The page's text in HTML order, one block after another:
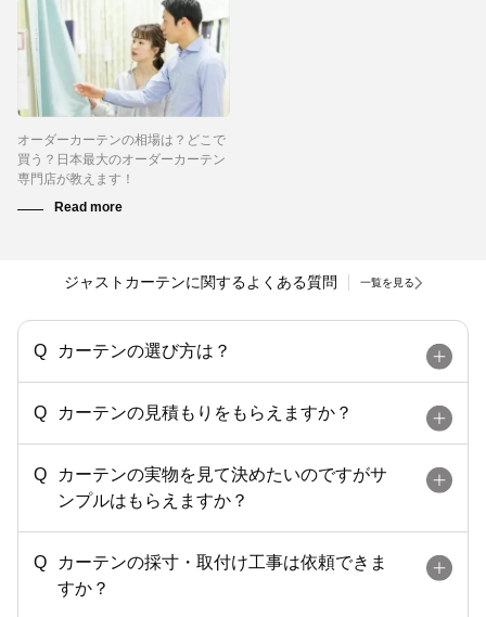
オーダーカーテンの相場は？どこで
買う？日本最大のオーダーカーテン
専門店が教えます！
ジャストカーテンに関するよくある質問 一覧を見る
カーテンの選び方は？
カーテンの見積もりをもらえますか？
カーテンの実物を見て決めたいのですがサ
ンプルはもらえますか？
カーテンの採寸・取付け工事は依頼できま
すか？